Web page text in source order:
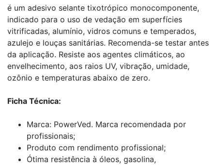
é um adesivo selante tixotrópico monocomponente,
indicado para o uso de vedação em superfícies
vitrificadas, alumínio, vidros comuns e temperados,
azulejo e louças sanitárias. Recomenda-se testar antes
da aplicação. Resiste aos agentes climáticos, ao
envelhecimento, aos raios UV, vibração, umidade,
ozônio e temperaturas abaixo de zero.
Ficha Técnica:
Marca: PowerVed. Marca recomendada por
profissionais;
Produto com rendimento profissional;
Ótima resistência à óleos, gasolina,